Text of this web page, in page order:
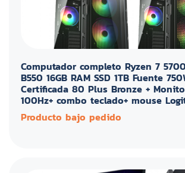
Computador completo Ryzen 7
B550 16GB RAM SSD 1TB Fuente
Certificada 80 Plus Bronze +
100Hz+ combo teclado+ mouse
Producto bajo pedido